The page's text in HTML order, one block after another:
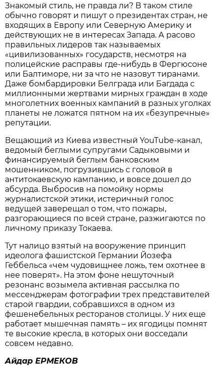
Знакомый стиль, не правда ли? В таком стиле
обычно говорят и пишут о президентах стран, не
входящих в Европу или Северную Америку и
действующих не в интересах Запада. А расово
правильных лидеров так называемых
«цивилизованных» государств, несмотря на
полицейские расправы где-нибудь в Фергюсоне
или Балтиморе, ни за что не назовут тиранами.
Даже бомбардировки Белграда или Багдада с
миллионными жертвами мирных граждан в ходе
многолетних военных кампаний в разных уголках
планеты не ложатся пятном на их «безупречные»
репутации.
Вещающий из Киева известный YouTube-канал,
ведомый беглыми супругами Садыковыми и
финансируемый беглым банковским
мошенником, погрузившись с головой в
антитокаевскую кампанию, и вовсе дошел до
абсурда. Выбросив на помойку нормы
журналистской этики, истеричный голос
ведущей заверещал о том, что пожары,
разгорающиеся по всей стране, разжигаются по
личному приказу Токаева.
Тут налицо взятый на вооружение принцип
идеолога фашистской Германии Йозефа
Геббельса «чем чудовищнее ложь, тем охотнее в
нее поверят». На этом фоне нешуточный
резонанс возымела активная рассылка по
мессенджерам фотографии трех представителей
старой гвардии, собравшихся в одном из
фешенебельных ресторанов столицы. У них еще
работает мышечная память – их ягодицы помнят
те высокие кресла, в которых они восседали
совсем недавно.
Айдар ЕРМЕКОВ